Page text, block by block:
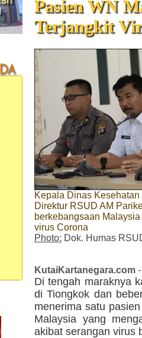
Pasien WN
Terjangkit
Kepala Dinas
Direktur RSUD AM
berkebangsaan
virus Corona
Photo: Dok. Humas
KutaiKartanegara.com
Di tengah maraknya
di Tiongkok dan
menerima satu
Malaysia yang
akibat serangan virus